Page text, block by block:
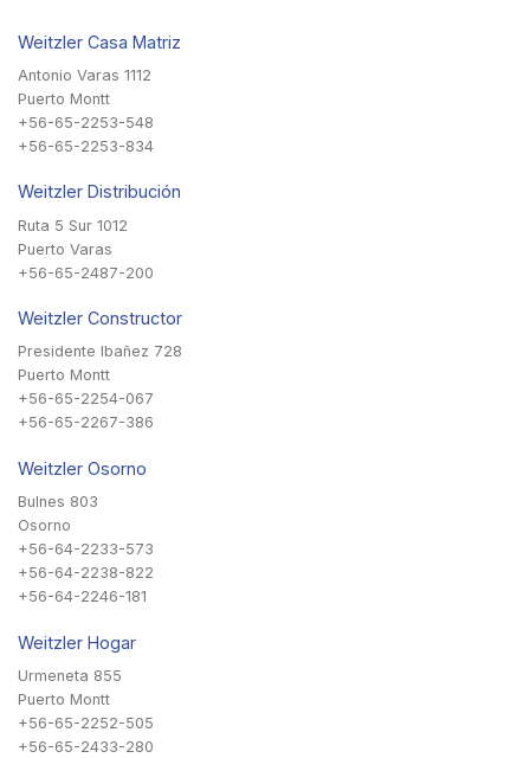
Weitzler Casa Matriz
Antonio Varas 1112
Puerto Montt
+56-65-2253-548
+56-65-2253-834
Weitzler Distribución
Ruta 5 Sur 1012
Puerto Varas
+56-65-2487-200
Weitzler Constructor
Presidente Ibañez 728
Puerto Montt
+56-65-2254-067
+56-65-2267-386
Weitzler Osorno
Bulnes 803
Osorno
+56-64-2233-573
+56-64-2238-822
+56-64-2246-181
Weitzler Hogar
Urmeneta 855
Puerto Montt
+56-65-2252-505
+56-65-2433-280